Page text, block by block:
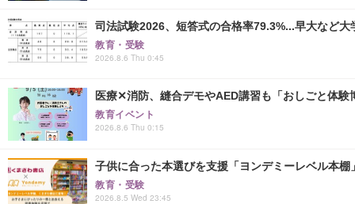
司法試験2026、短答式の合格率79.3%...早大など大
教育・受験
2026.8.6 Thu 0:45
医療✕消防、縫合デモやAED講習も「おしごと体験
教育イベント
2026.8.6 Thu 0:15
子供に合った本選びを支援「ヨンデミーレベル本棚
教育・受験
2026.8.5 Wed 23:45